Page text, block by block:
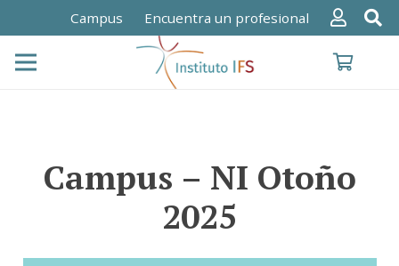
Campus Encuentra un profesional
Campus – NI Otoño
2025